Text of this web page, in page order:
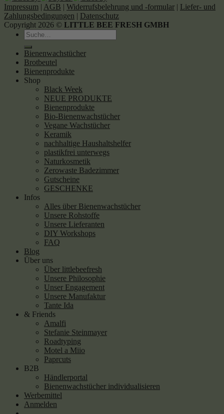
Impressum | AGB | Widerrufsbelehrung und -formular | Liefer- und
Zahlungsbedingungen | Datenschutz
Copyright 2026 © LITTLE BEE FRESH GMBH
Suche
nach:
Bienenwachstücher
Brotbeutel
Bienenprodukte
Shop
Black Week
NEUE PRODUKTE
Bienenprodukte
Bio-Bienenwachstücher
Vegane Wachstücher
Keramik
nachhaltige Haushaltshelfer
plastikfrei unterwegs
Naturkosmetik
Zerowaste Badezimmer
Gutscheine
GESCHENKE
Infos
Alles über Bienenwachstücher
Unsere Rohstoffe
Unsere Lieferanten
DIY Workshops
FAQ
Blog
Über uns
Über littlebeefresh
Unsere Philosophie
Unser Engagement
Unsere Manufaktur
Tante Ida
& Friends
Amalfi
Stefanie Steinmayer
Roadtyping
Motel a Miio
Paprcuts
B2B
Händlerportal
Bienenwachstücher individualisieren
Werbemittel
Anmelden